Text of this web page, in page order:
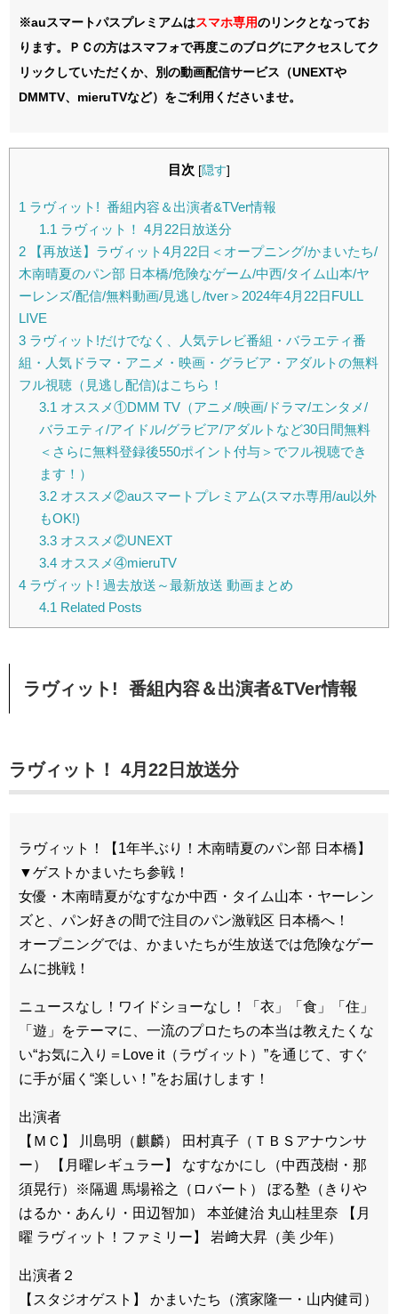
※auスマートパスプレミアムはスマホ専用のリンクとなってお
ります。ＰＣの方はスマフォで再度このブログにアクセスしてク
リックしていただくか、別の動画配信サービス（UNEXTや
DMMTV、mieruTVなど）をご利用くださいませ。
目次 [隠す]
1 ラヴィット! 番組内容＆出演者&TVer情報
1.1 ラヴィット！ 4月22日放送分
2 【再放送】ラヴィット4月22日＜オープニング/かまいたち/
木南晴夏のパン部 日本橋/危険なゲーム/中西/タイム山本/ヤ
ーレンズ/配信/無料動画/見逃し/tver＞2024年4月22日FULL
LIVE
3 ラヴィット!だけでなく、人気テレビ番組・バラエティ番
組・人気ドラマ・アニメ・映画・グラビア・アダルトの無料
フル視聴（見逃し配信)はこちら！
3.1 オススメ①DMM TV（アニメ/映画/ドラマ/エンタメ/
バラエティ/アイドル/グラビア/アダルトなど30日間無料
＜さらに無料登録後550ポイント付与＞でフル視聴でき
ます！）
3.2オススメ②auスマートプレミアム(スマホ専用/au以外
もOK!)
3.3オススメ②UNEXT
3.4オススメ④mieruTV
4 ラヴィット! 過去放送～最新放送 動画まとめ
4.1 Related Posts
ラヴィット! 番組内容＆出演者&TVer情報
ラヴィット！ 4月22日放送分
ラヴィット！【1年半ぶり！木南晴夏のパン部 日本橋】
▼ゲストかまいたち参戦！
女優・木南晴夏がなすなか中西・タイム山本・ヤーレン
ズと、パン好きの間で注目のパン激戦区 日本橋へ！
オープニングでは、かまいたちが生放送では危険なゲー
ムに挑戦！
ニュースなし！ワイドショーなし！「衣」「食」「住」
「遊」をテーマに、一流のプロたちの本当は教えたくな
い“お気に入り＝Love it（ラヴィット）”を通じて、すぐ
に手が届く“楽しい！”をお届けします！
出演者
【ＭＣ】 川島明（麒麟） 田村真子（ＴＢＳアナウンサ
ー） 【月曜レギュラー】 なすなかにし（中西茂樹・那
須晃行）※隔週 馬場裕之（ロバート） ぼる塾（きりや
はるか・あんり・田辺智加） 本並健治 丸山桂里奈 【月
曜 ラヴィット！ファミリー】 岩﨑大昇（美 少年）
出演者２
【スタジオゲスト】 かまいたち（濱家隆一・山内健司）